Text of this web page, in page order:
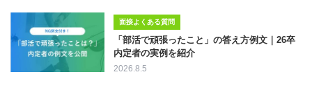
面接よくある質問
「部活で頑張ったこと」の答え方例文｜26卒
内定者の実例を紹介
2026.8.5